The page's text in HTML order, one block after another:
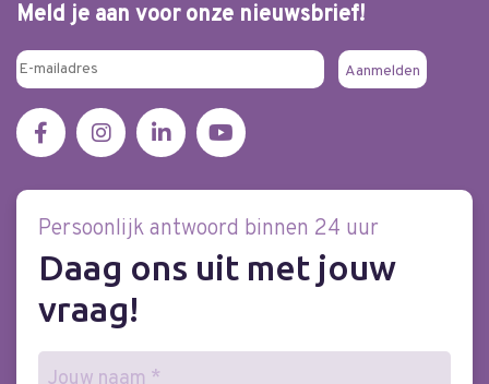
Meld je aan voor onze nieuwsbrief!
Persoonlijk antwoord binnen 24 uur
Daag ons uit met jouw
vraag!
Naam